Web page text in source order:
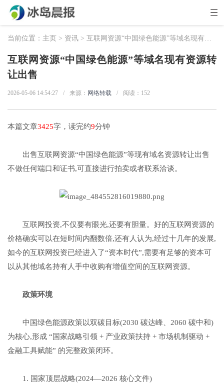
当前位置： 主页 > 资讯 > 互联网资源“中国绿色能源”等域名现有资源转让出售
互联网资源“中国绿色能源”等域名现有资源转
让出售
2026-05-06 14:54:27 / 来源： 网络转载 / 阅读： 152
本篇文章3425字，读完约9分钟
出售互联网资源“中国绿色能源”等现有域名资源转让出售
不做任何端口和证书,可直接进行拍卖或者联系洽谈。
互联网投资,不仅要有眼光,还要有胆量。好的互联网资源的
价格确实可以在短时间内翻数倍,还有人认为,经过十几年的发展,
如今的互联网投资已经进入了“资本时代”,需要有足够的资本可
以从其他域名持有人手中收购有增值空间的互联网资源。
政策环境
中国绿色能源政策以双碳目标(2030 碳达峰、2060 碳中和)
为核心,形成 “国家战略引领 + 产业政策扶持 + 市场机制驱动 +
金融工具赋能” 的完整政策闭环。
1. 国家顶层战略(2024—2026 核心文件)